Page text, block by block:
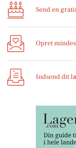
Send en
Opret
Indsend dit